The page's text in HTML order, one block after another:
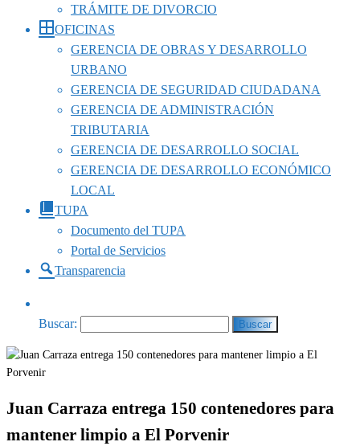
TRÁMITE DE DIVORCIO
OFICINAS
GERENCIA DE OBRAS Y DESARROLLO
URBANO
GERENCIA DE SEGURIDAD CIUDADANA
GERENCIA DE ADMINISTRACIÓN
TRIBUTARIA
GERENCIA DE DESARROLLO SOCIAL
GERENCIA DE DESARROLLO ECONÓMICO
LOCAL
TUPA
Documento del TUPA
Portal de Servicios
Transparencia
Buscar:
Juan Carraza entrega 150 contenedores para
mantener limpio a El Porvenir